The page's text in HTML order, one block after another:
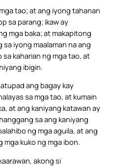
tao; at ang iyong tahanan
sa parang; ikaw ay
mga baka; at makapitong
iyong maalaman na ang
kaharian ng mga tao, at
ibigin.
ang bagay kay
sa mga tao, at kumain
at ang kaniyang katawan ay
sa ang kaniyang
ng mga aguila, at ang
mga kuko ng mga ibon.
akong si